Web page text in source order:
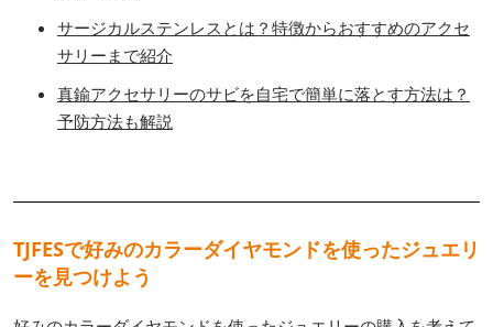
サージカルステンレスとは？特徴からおすすめのアクセ
サリーまで紹介
真鍮アクセサリーのサビを自宅で簡単に落とす方法は？
予防方法も解説
TJFESで好みのカラーダイヤモンドを使ったジュエリ
ーを見つけよう